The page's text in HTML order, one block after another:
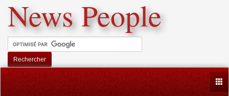
News People
Rechercher